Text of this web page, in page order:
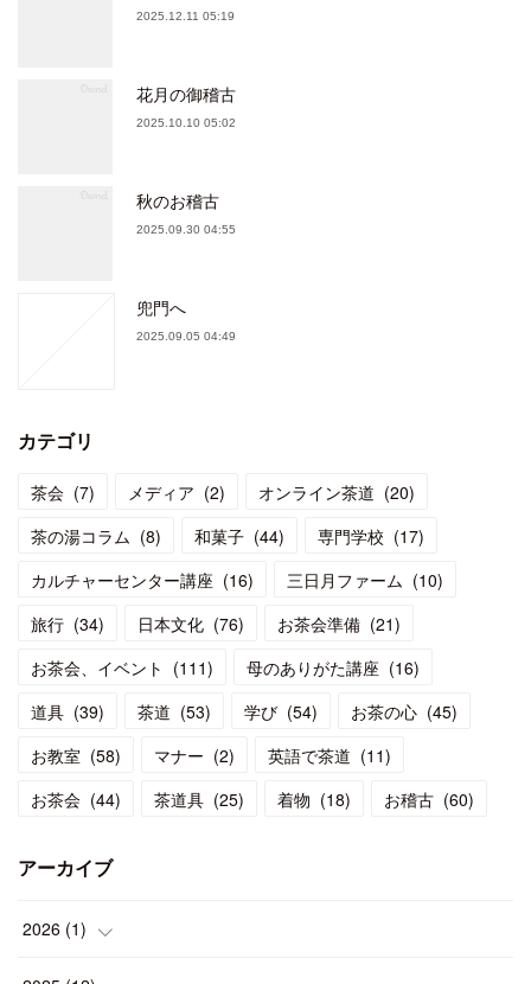
2025.12.11 05:19
花月の御稽古
2025.10.10 05:02
秋のお稽古
2025.09.30 04:55
兜門へ
2025.09.05 04:49
カテゴリ
茶会 (7) メディア (2) オンライン茶道 (20)
茶の湯コラム (8) 和菓子 (44) 専門学校 (17)
カルチャーセンター講座 (16) 三日月ファーム (10)
旅行 (34) 日本文化 (76) お茶会準備 (21)
お茶会、イベント (111) 母のありがた講座 (16)
道具 (39) 茶道 (53) 学び (54) お茶の心 (45)
お教室 (58) マナー (2) 英語で茶道 (11)
お茶会 (44) 茶道具 (25) 着物 (18) お稽古 (60)
アーカイブ
2026 (1)